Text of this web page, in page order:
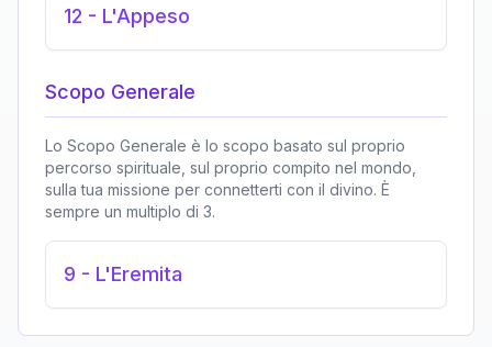
12 - L'Appeso
Scopo Generale
Lo Scopo Generale è lo scopo basato sul proprio
percorso spirituale, sul proprio compito nel mondo,
sulla tua missione per connetterti con il divino. È
sempre un multiplo di 3.
9 - L'Eremita